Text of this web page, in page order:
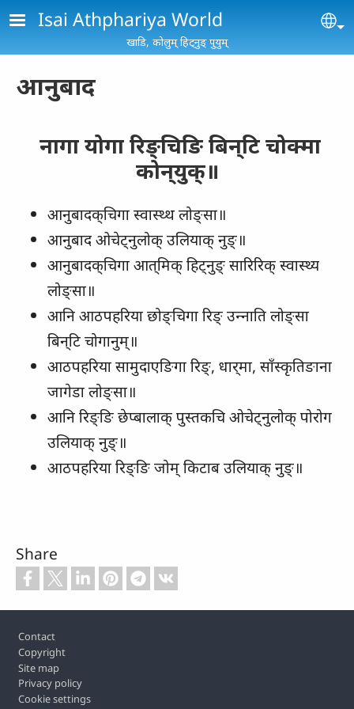
Skip to main content
Isai Athphariya World
खाडि, कोलुम्‌ हिट्नुङ्‌ पुयुम्‌
आनुबाद
नागा योगा रिङ्‌चिङि बिन्‌टि चोक्‍मा
कोन्‌युक्‌॥
आनुबादक्‌चिगा स्‍वास्‍थ्‍थ लोङ्‌सा॥
आनुबाद ओचेट्‌नुलोक्‌ उलियाक्‌ नुङ्‌॥
आनुबादक्‌चिगा आत्‌मिक्‌ हिट्‌नुङ्‌ सारिरिक्‌ स्‍वास्‍थ्‍य
लोङ्‌सा॥
आनि आठपहरिया छोङ्‌चिगा रिङ्‌ उन्‍नाति लोङ्‌सा
बिन्‌टि चोगानुम्‌॥
आठपहरिया सामुदाएङिगा रिङ्‌, धार्‌मा, साँस्‍कृतिङाना
जागेडा लोङ्‌सा॥
आनि रिङ्‌ङि छेप्‍बालाक्‌ पुस्‍तकचि ओचेट्‌नुलोक्‌ पोरोग
उलियाक्‌ नुङ्‌॥
आठपहरिया रिङ्‌ङि जोम्‌ किटाब उलियाक्‌ नुङ्‌॥
Share
Footer
Contact
Copyright
Site map
Privacy policy
Cookie settings